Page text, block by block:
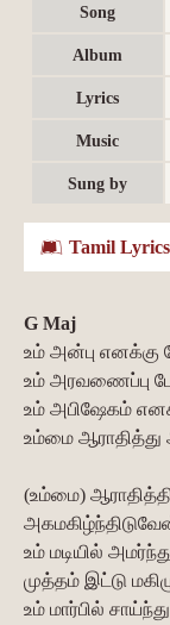
Song
Album
Lyrics
Music
Sung by
Tamil Lyrics
G Maj
உம் அன்பு எனக்கு
உம் அரவணைப்பு
உம் அபிஷேகம்
உம்மை ஆராதித்து
(உம்மை)
உம் மடியில்
முத்தம் இட்டு
உம் மார்பில் சாய்ந்து